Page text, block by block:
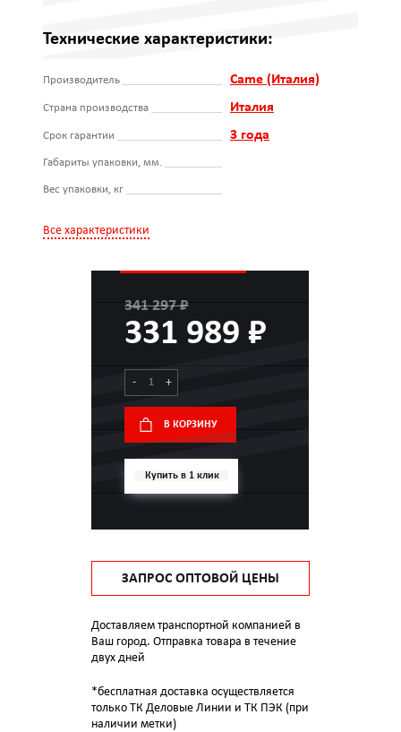
Технические характеристики:
Производитель Came (Италия)
Страна производства Италия
Срок гарантии 3 года
Габариты упаковки, мм.
Вес упаковки, кг
Все характеристики
341 297 ₽
331 989 ₽
- +
В КОРЗИНУ
Купить в 1 клик
ЗАПРОС ОПТОВОЙ ЦЕНЫ
Доставляем транспортной компанией в
Ваш город. Отправка товара в течение
двух дней
*бесплатная доставка осуществляется
только ТК Деловые Линии и ТК ПЭК (при
наличии метки)